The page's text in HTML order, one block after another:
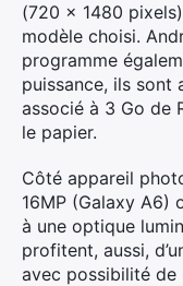
(720 x 1480
modèle choisi.
programme
puissance, ils sont
associé à 3 Go de
le papier.
Côté appareil
16MP (Galaxy A6)
à une optique
profitent, aussi,
avec possibilité de